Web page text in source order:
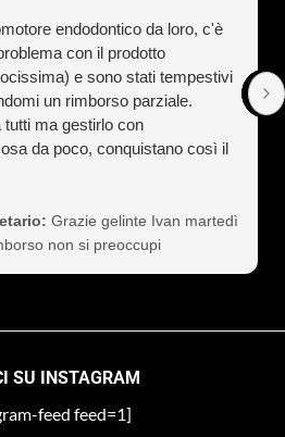
endodontico da loro, c'è
con il prodotto
e sono stati tempestivi
un rimborso parziale.
tutti ma gestirlo con
da poco, conquistano così il
consigliati
Grazie gelinte Ivan martedì
non si preoccupi
SU INSTAGRAM
feed feed=1]